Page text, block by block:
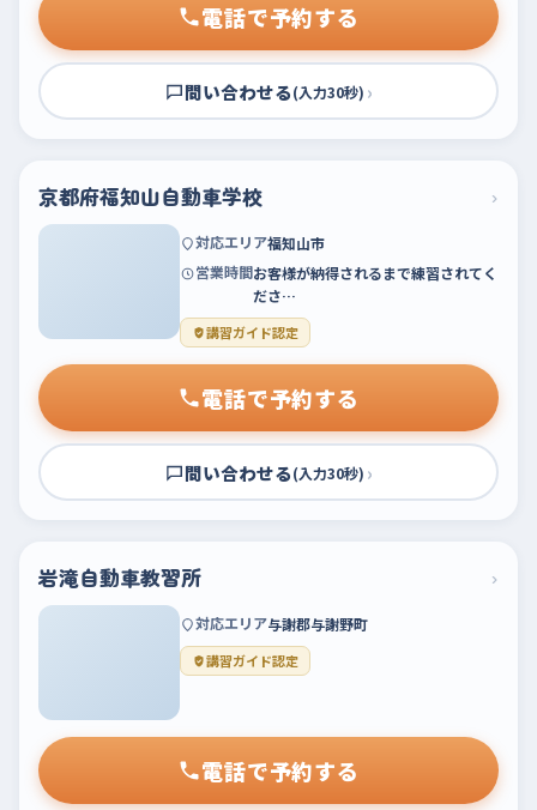
電話で予約する
問い合わせる(入力30秒) ›
京都府福知山自動車学校 ›
対応エリア福知山市
営業時間お客様が納得されるまで練習されてく
ださ…
講習ガイド認定
電話で予約する
問い合わせる(入力30秒) ›
岩滝自動車教習所 ›
対応エリア与謝郡与謝野町
講習ガイド認定
電話で予約する